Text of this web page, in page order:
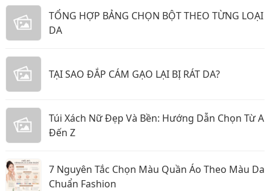
TỔNG HỢP BẢNG CHỌN BỘT THEO TỪNG LOẠI
DA
TẠI SAO ĐẮP CÁM GẠO LẠI BỊ RÁT DA?
Túi Xách Nữ Đẹp Và Bền: Hướng Dẫn Chọn Từ A
Đến Z
7 Nguyên Tắc Chọn Màu Quần Áo Theo Màu Da
Chuẩn Fashion